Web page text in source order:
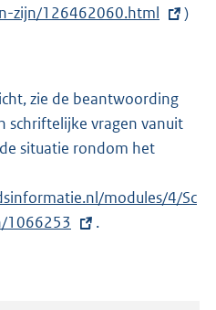
r
zijn/126462060.html
)
zie de beantwoording
schriftelijke vragen vanuit
situatie rondom het
x
t
modules/4/Sc
1066253
.